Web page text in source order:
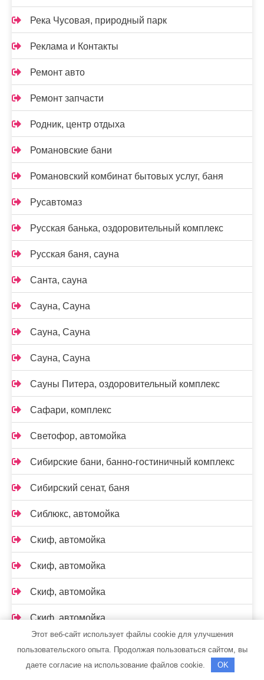
Река Чусовая, природный парк
Реклама и Контакты
Ремонт авто
Ремонт запчасти
Родник, центр отдыха
Романовские бани
Романовский комбинат бытовых услуг, баня
Русавтомаз
Русская банька, оздоровительный комплекс
Русская баня, сауна
Санта, сауна
Сауна, Сауна
Сауна, Сауна
Сауна, Сауна
Сауны Питера, оздоровительный комплекс
Сафари, комплекс
Светофор, автомойка
Сибирские бани, банно-гостиничный комплекс
Сибирский сенат, баня
Сиблюкс, автомойка
Скиф, автомойка
Скиф, автомойка
Скиф, автомойка
Скиф, автомойка
СтавГБО
Этот веб-сайт использует файлы cookie для улучшения
пользовательского опыта. Продолжая пользоваться сайтом, вы
даете согласие на использование файлов cookie.
OK